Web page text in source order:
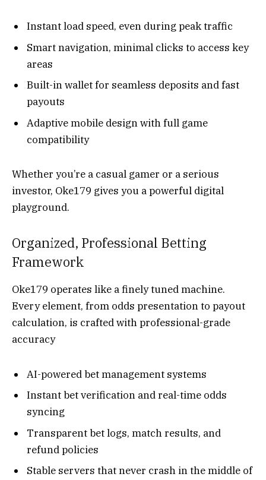
Instant load speed, even during peak traffic
Smart navigation, minimal clicks to access key
areas
Built-in wallet for seamless deposits and fast
payouts
Adaptive mobile design with full game
compatibility
Whether you’re a casual gamer or a serious
investor, Oke179 gives you a powerful digital
playground.
Organized, Professional Betting
Framework
Oke179 operates like a finely tuned machine.
Every element, from odds presentation to payout
calculation, is crafted with professional-grade
accuracy
AI-powered bet management systems
Instant bet verification and real-time odds
syncing
Transparent bet logs, match results, and
refund policies
Stable servers that never crash in the middle of